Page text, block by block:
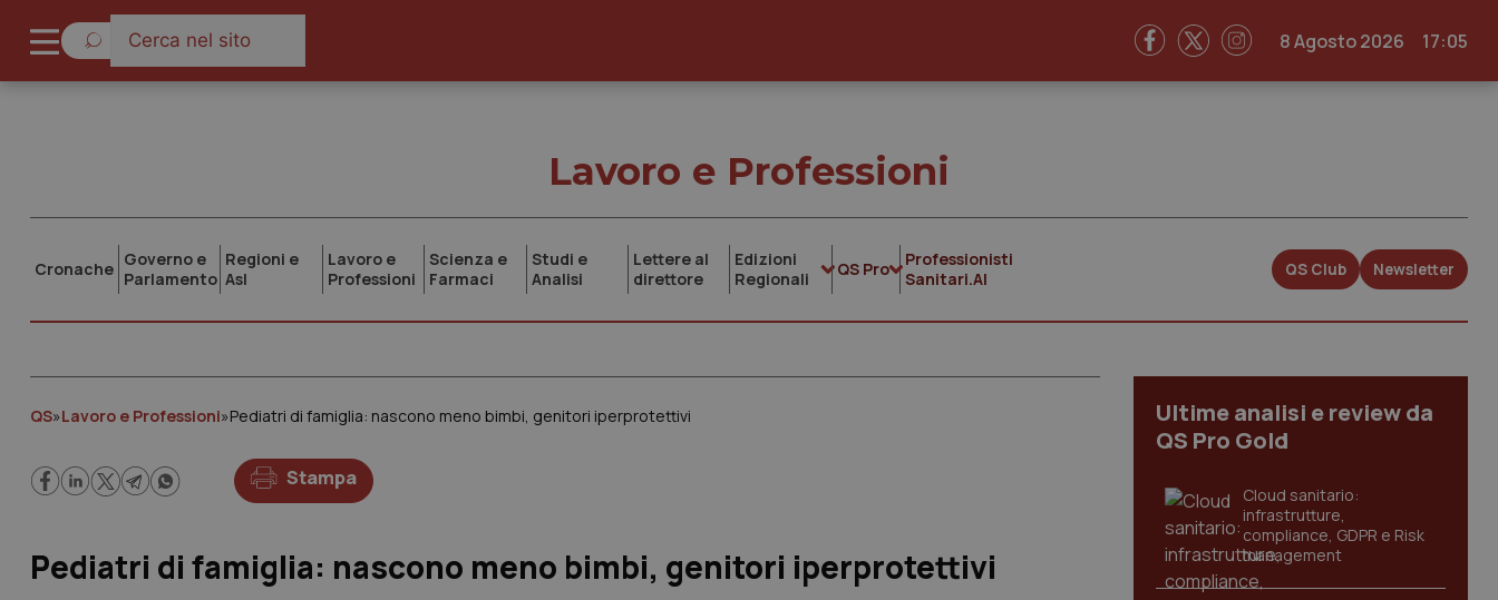
8 Agosto 2026 17:05
Lavoro e Professioni
Cronache Governo e
Parlamento
Regioni e
Asl
Lavoro e
Professioni
Scienza e
Farmaci
Studi e
Analisi
Lettere al
direttore
Edizioni
Regionali
QS Pro
Professionisti
Sanitari.AI
QS Club Newsletter
QS»Lavoro e Professioni»Pediatri di famiglia: nascono meno bimbi, genitori iperprotettivi
Stampa
Pediatri di famiglia: nascono meno bimbi, genitori iperprotettivi
Ultime analisi e review da
QS Pro Gold
Cloud sanitario:
infrastrutture,
compliance, GDPR e Risk
management